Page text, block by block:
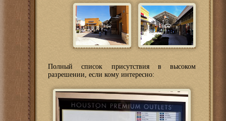
Полный список присутствия в высоком
разрешении, если кому интересно: